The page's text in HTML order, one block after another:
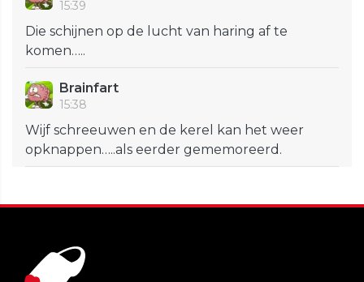
15:39
Die schijnen op de lucht van haring af te
komen…..
Brainfart
15:38
Wijf schreeuwen en de kerel kan het weer
opknappen…..als eerder gememoreerd.